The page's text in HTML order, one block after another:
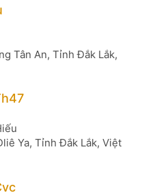
Tân An, Tỉnh Đắk Lắk,
Ya, Tỉnh Đắk Lắk, Việt